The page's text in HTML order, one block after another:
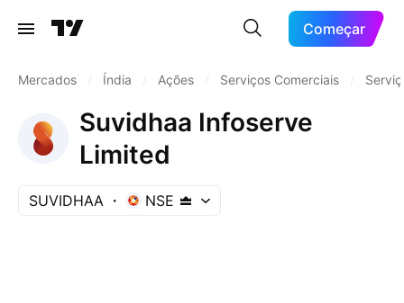
Começar
Mercados Índia Ações Serviços Comerciais
Suvidhaa Infoserve
Limited
SUVIDHAA NSE